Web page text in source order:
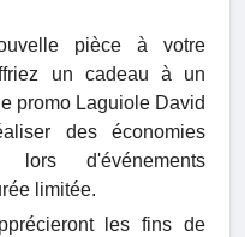
pièce à votre
un cadeau à un
promo Laguiole David
des économies
lors d'événements
limitée.
les fins de